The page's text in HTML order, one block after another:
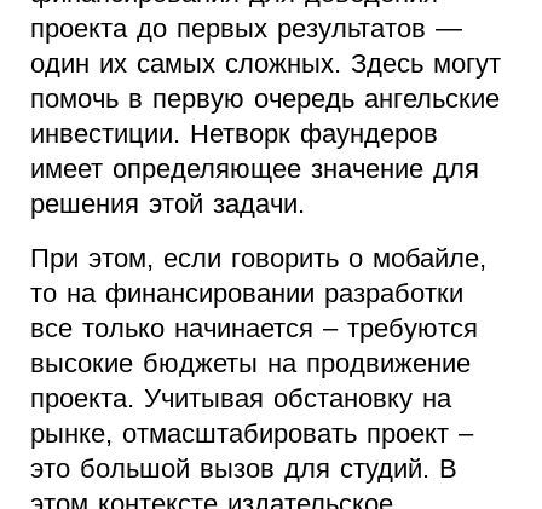
проекта до первых результатов —
один их самых сложных. Здесь могут
помочь в первую очередь ангельские
инвестиции. Нетворк фаундеров
имеет определяющее значение для
решения этой задачи.
При этом, если говорить о мобайле,
то на финансировании разработки
все только начинается – требуются
высокие бюджеты на продвижение
проекта. Учитывая обстановку на
рынке, отмасштабировать проект –
это большой вызов для студий. В